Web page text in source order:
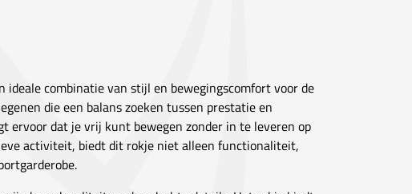
ideale combinatie van stijl en bewegingscomfort voor de
die een balans zoeken tussen prestatie en
ervoor dat je vrij kunt bewegen zonder in te leveren op
activiteit, biedt dit rokje niet alleen functionaliteit,